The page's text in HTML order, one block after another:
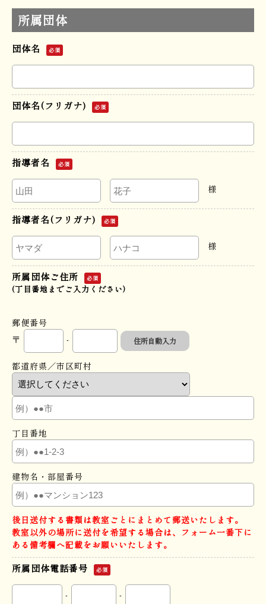
所属団体
団体名 必須
団体名(フリガナ) 必須
指導者名 必須
様
指導者名(フリガナ) 必須
様
所属団体ご住所 必須
(丁目番地までご入力ください)
郵便番号
〒
- 住所自動入力
都道府県／市区町村
丁目番地
建物名・部屋番号
後日送付する書類は教室ごとにまとめて郵送いたします。
教室以外の場所に送付を希望する場合は、フォーム一番下に
ある備考欄へ記載をお願いいたします。
所属団体電話番号 必須
- -